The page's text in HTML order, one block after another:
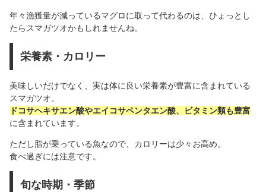
年々漁獲量が減っているマグロに取って代わるのは、ひょっとし
たらスマガツオかもしれませんね。
栄養素・カロリー
美味しいだけでなく、実は体に良い栄養素が豊富に含まれている
スマガツオ。
ドコサヘキサエン酸やエイコサペンタエン酸、ビタミン類も豊富
に含まれています。
ただし脂が乗っている魚なので、カロリーは少々お高め。
食べ過ぎには注意です。
旬な時期・季節